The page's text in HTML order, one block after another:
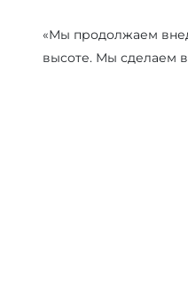
«Мы продолжаем
высоте. Мы сделаем